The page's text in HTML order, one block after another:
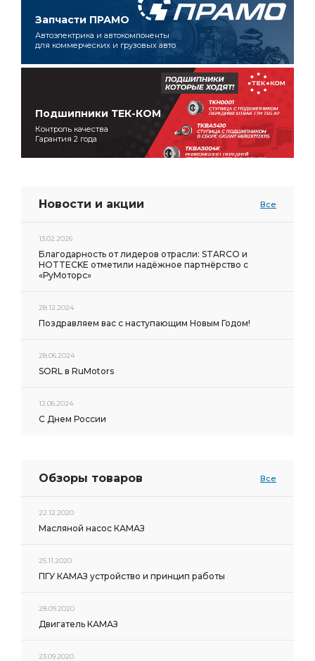
Запчасти ПРАМО
Автоэлектрика и автокомпоненты
для коммерческих и грузовых авто
Подшипники ТЕК-КОМ
Контроль качества
Гарантия 2 года
Новости и акции Все
13.02.2026
Благодарность от лидеров отрасли: STARCO и
HOTTECKE отметили надёжное партнёрство с
«РуМоторс»
28.12.2024
Поздравляем вас с наступающим Новым Годом!
28.06.2024
SORL в RuMotors
12.06.2024
С Днем России
Обзоры товаров Все
22.12.2020
Масляной насос КАМАЗ
25.11.2020
ПГУ КАМАЗ устройство и принцип работы
28.09.2020
Двигатель КАМАЗ
23.09.2020